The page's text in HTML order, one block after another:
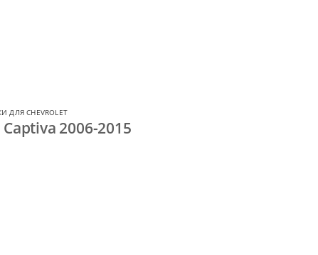
ДЛЯ CHEVROLET
2006-2015